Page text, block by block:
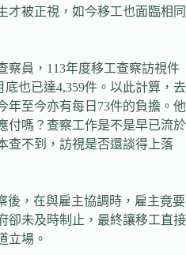
才被正視，如今移工也面臨相同
察員，113年度移工查察訪視件
底也已達4,359件。以此計算，去
年至今亦有每日73件的負擔。他
付嗎？查察工作是不是早已流於
查不到，訪視是否還談得上落
後，在與雇主協調時，雇主竟要
卻未及時制止，最終讓移工直接
立場。